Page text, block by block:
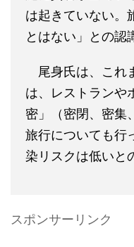
は起きていない。
とはない」との認
尾身氏は、これ
は、レストランや
密」（密閉、密集
旅行についても行
染リスクは低いと
スポンサーリンク